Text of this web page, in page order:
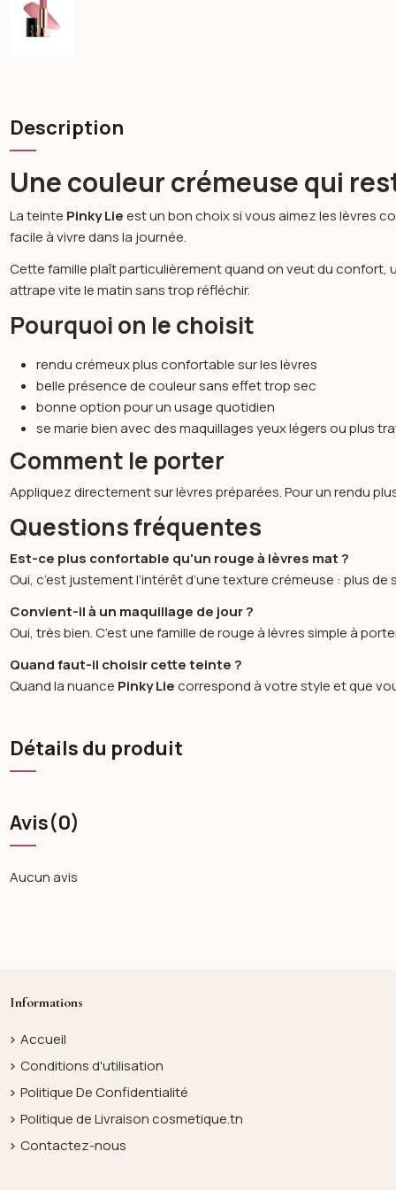
Description
Une couleur crémeuse qui
La teinte Pinky Lieest un bon choix si vous aimez les lèvres
facile à vivre dans la journée.
Cette famille plaît particulièrement quand on veut du confort,
attrape vite le matin sans trop réfléchir.
Pourquoi on le choisit
rendu crémeux plus confortable sur les lèvres
belle présence de couleur sans effet trop sec
bonne option pour un usage quotidien
se marie bien avec des maquillages yeux légers ou plus
Comment le porter
Appliquez directement sur lèvres préparées. Pour un rendu
Questions fréquentes
Est-ce plus confortable qu'un rouge à lèvres mat ?
Oui, c’est justement l’intérêt d’une texture crémeuse : plus
Convient-il à un maquillage de jour ?
Oui, très bien. C’est une famille de rouge à lèvres simple à
Quand faut-il choisir cette teinte ?
Quand la nuance Pinky Liecorrespond à votre style et que
Détails du produit
Avis(0)
Aucun avis
Informations
Accueil
Conditions d'utilisation
Politique De Confidentialité
Politique de Livraison cosmetique.tn
Contactez-nous